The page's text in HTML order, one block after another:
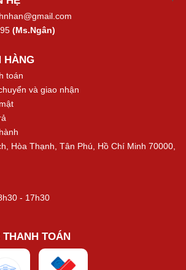
(Ms.Ngân)
HÀNG
toán
và giao nhận
Hòa Thạnh, Tân Phú, Hồ Chí Minh 70000,
- 17h30
TOÁN